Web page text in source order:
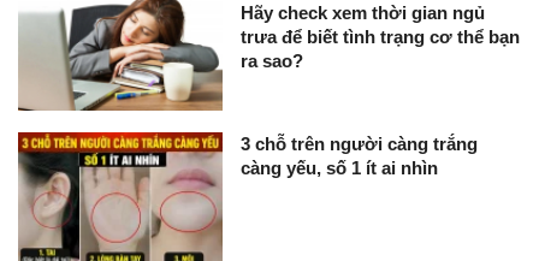
Hãy check xem thời gian ngủ
trưa để biết tình trạng cơ thể bạn
ra sao?
3 chỗ trên người càng trắng
càng yếu, số 1 ít ai nhìn